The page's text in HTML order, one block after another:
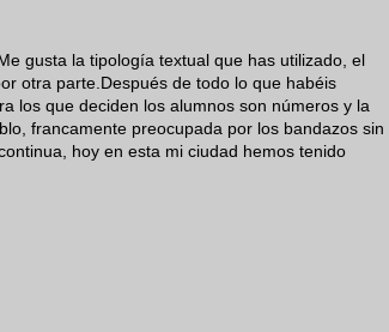
gusta la tipología textual que has utilizado, el
otra parte.Después de todo lo que habéis
los que deciden los alumnos son números y la
francamente preocupada por los bandazos sin
hoy en esta mi ciudad hemos tenido